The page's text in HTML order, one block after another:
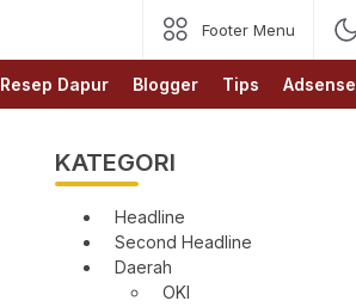
Footer Menu
Resep Dapur Blogger Tips Adsense
KATEGORI
Headline
Second Headline
Daerah
OKI